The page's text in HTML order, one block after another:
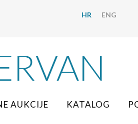
HR ENG
AUKCIJE KATALOG